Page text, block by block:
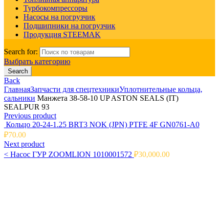
Турбокомпрессоры
Насосы на погрузчик
Подшипники на погрузчик
Продукция STEEMAK
Search for:
Выбрать категорию
Search
Back
ГлавнаяЗапчасти для спецтехникиУплотнительные кольца,
сальники Манжета 38-58-10 UP ASTON SEALS (IT)
SEALPUR 93
Previous product
Кольцо 20-24-1.25 BRT3 NOK (JPN) PTFE 4F GN0761-A0
₽70.00
Next product
< Насос ГУР ZOOMLION 1010001572 ₽30,000.00